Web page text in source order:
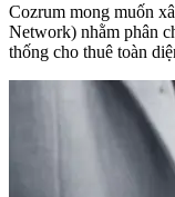
Cozrum mong muốn
Network) nhằm phân
thống cho thuê toàn